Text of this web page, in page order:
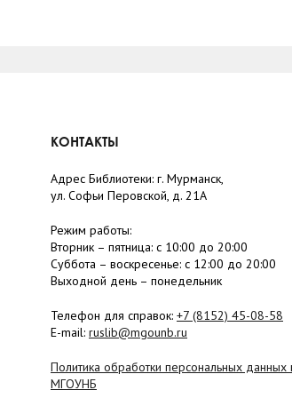
КОНТАКТЫ
Адрес Библиотеки: г. Мурманск,
ул. Софьи Перовской, д. 21А
Режим работы:
Вторник – пятница: с 10:00 до 20:00
Суббота – воскресенье: c 12:00 до 20:00
Выходной день – понедельник
Телефон для справок: +7 (8152) 45-08-58
E-mail: ruslib@mgounb.ru
Политика обработки персональных данных
МГОУНБ